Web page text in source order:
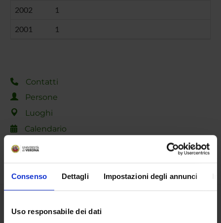
Consenso Dettagli Impostazioni degli annunci
Uso responsabile dei dati
2002 1
2001 1
Contatti
Persone
Luoghi
Calendario
Condividi